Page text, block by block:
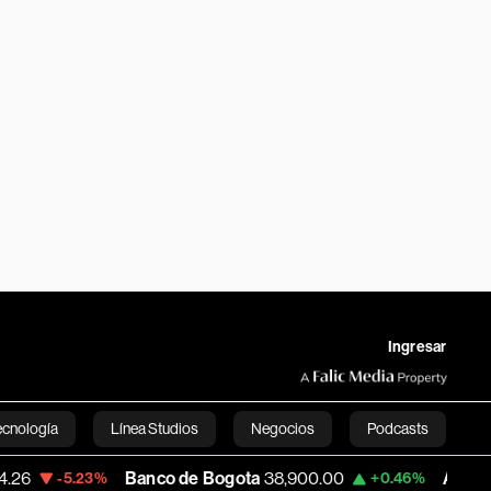
Ingresar
Línea Studios Negocios Podcasts
English
Banco de Bogota 38,900.00 +0.46% Apple 312.53